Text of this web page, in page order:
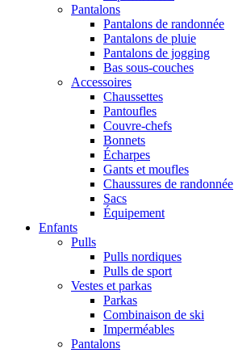
Pantalons
Pantalons de randonnée
Pantalons de pluie
Pantalons de jogging
Bas sous-couches
Accessoires
Chaussettes
Pantoufles
Couvre-chefs
Bonnets
Écharpes
Gants et moufles
Chaussures de randonnée
Sacs
Équipement
Enfants
Pulls
Pulls nordiques
Pulls de sport
Vestes et parkas
Parkas
Combinaison de ski
Imperméables
Pantalons